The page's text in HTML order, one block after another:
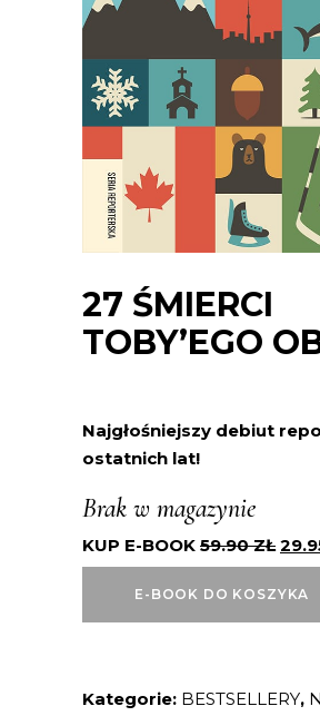
27 ŚMIERCI
TOBY’EGO
Najgłośniejszy debiut
ostatnich lat!
Brak w magazynie
KUP E-BOOK 59.90ZŁ
E-BOOK DO KOSZYKA
Kategorie: BESTSELLERY,